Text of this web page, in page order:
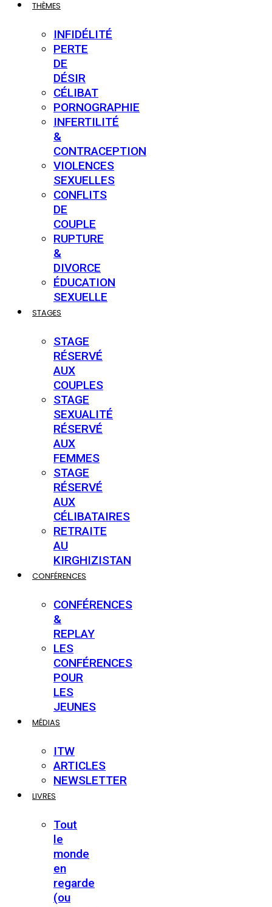
THÈMES
INFIDÉLITÉ
PERTE
DE
DÉSIR
CÉLIBAT
PORNOGRAPHIE
INFERTILITÉ
&
CONTRACEPTION
VIOLENCES
SEXUELLES
CONFLITS
DE
COUPLE
RUPTURE
&
DIVORCE
ÉDUCATION
SEXUELLE
STAGES
STAGE
RÉSERVÉ
AUX
COUPLES
STAGE
SEXUALITÉ
RÉSERVÉ
AUX
FEMMES
STAGE
RÉSERVÉ
AUX
CÉLIBATAIRES
RETRAITE
AU
KIRGHIZISTAN
CONFÉRENCES
CONFÉRENCES
&
REPLAY
LES
CONFÉRENCES
POUR
LES
JEUNES
MÉDIAS
ITW
ARTICLES
NEWSLETTER
LIVRES
Tout
le
monde
en
regarde
(ou